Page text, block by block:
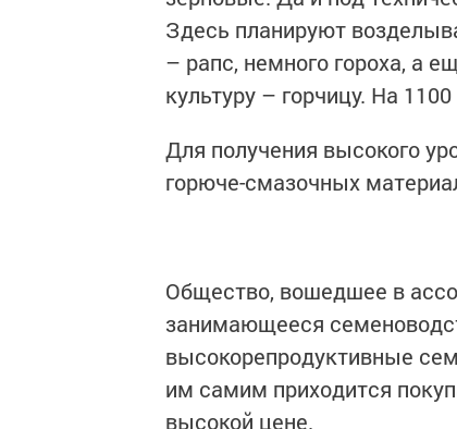
Здесь планируют
– рапс, немного гороха, а
культуру – горчицу. На
Для получения высокого
горюче-смазочных
Общество, вошедшее в
занимающееся
высокорепродуктивные
им самим приходится
высокой цене.